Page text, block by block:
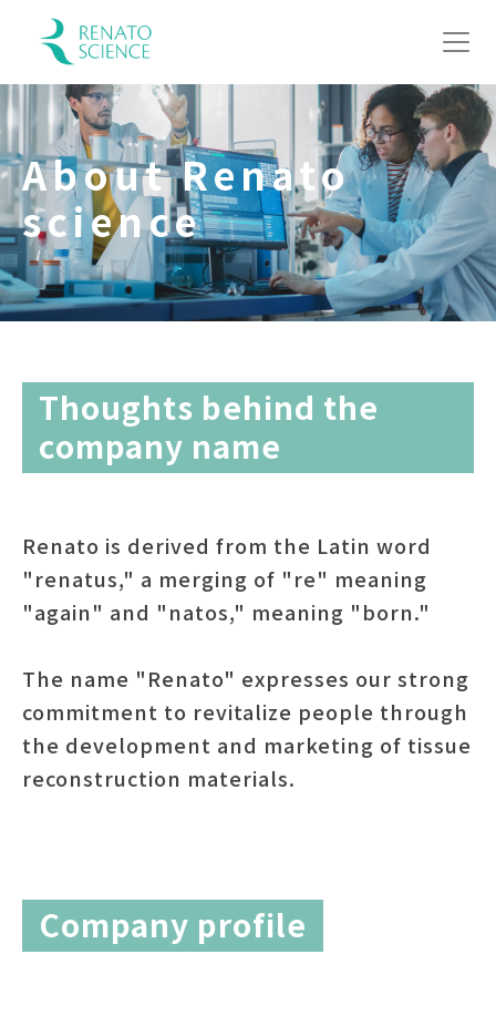
About Renato
science
Thoughts behind the
company name
Renato is derived from the Latin word
"renatus," a merging of "re" meaning
"again" and "natos," meaning "born."
The name "Renato" expresses our strong
commitment to revitalize people through
the development and marketing of tissue
reconstruction materials.
Company profile